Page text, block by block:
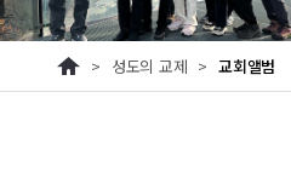
> 성도의 교제 > 교회앨범